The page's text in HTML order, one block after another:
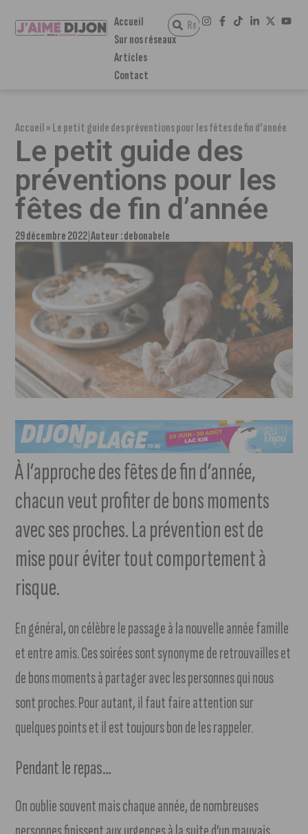
Accueil
Sur nos réseaux
Articles
Contact
Accueil»Le petit guide des préventions pour les fêtes de fin d’année
Le petit guide des
préventions pour les
fêtes de fin d’année
29 décembre 2022 Auteur :debonabele
À l’approche des fêtes de fin d’année,
chacun veut profiter de bons moments
avec ses proches. La prévention est de
mise pour éviter tout comportement à
risque.
En général, on célèbre le passage à la nouvelle année famille
et entre amis. Ces soirées sont synonyme de retrouvailles et
de bons moments à partager avec les personnes qui nous
sont proches. Pour autant, il faut faire attention sur
quelques points et il est toujours bon de les rappeler.
Pendant le repas…
On oublie souvent mais chaque année, de nombreuses